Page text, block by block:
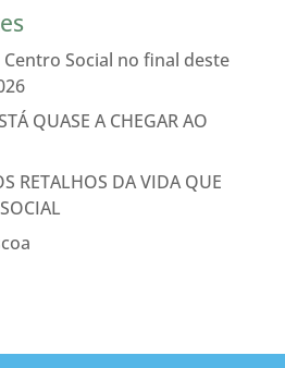
Social no final deste
QUASE A CHEGAR AO
RETALHOS DA VIDA QUE